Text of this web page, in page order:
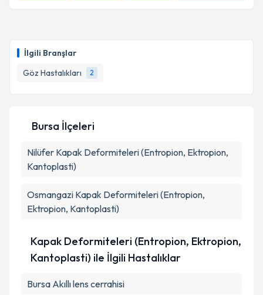
İlgili Branşlar
Göz Hastalıkları
2
Bursa İlçeleri
Nilüfer Kapak Deformiteleri (Entropion, Ektropion,
Kantoplasti)
Osmangazi Kapak Deformiteleri (Entropion,
Ektropion, Kantoplasti)
Kapak Deformiteleri (Entropion, Ektropion,
Kantoplasti) ile İlgili Hastalıklar
Bursa Akıllı lens cerrahisi